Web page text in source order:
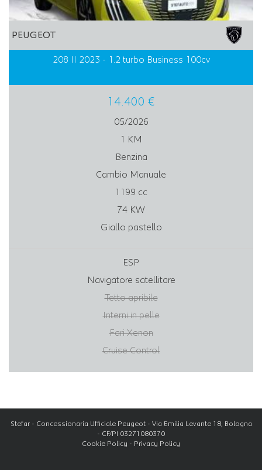
PEUGEOT
208 II 2023 - 1.2 turbo Business 100cv
14.400 €
05/2026
1 KM
Benzina
Cambio Manuale
1199 cc
74 KW
Giallo pastello
ESP
Navigatore satellitare
Tetto apribile
Interni in pelle
Fari Xenon
Cruise Control
Stefar - Concessionaria Ufficiale Peugeot - Via Emilia Levante 18, Bologna
- CF/PI 03271080370
Cookie Policy - Privacy Policy